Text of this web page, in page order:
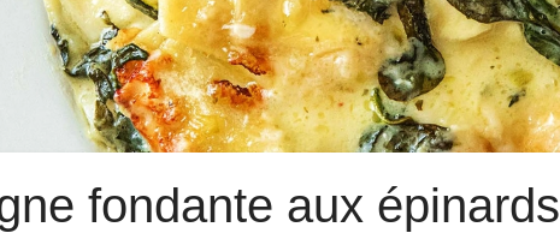
fondante aux épinards